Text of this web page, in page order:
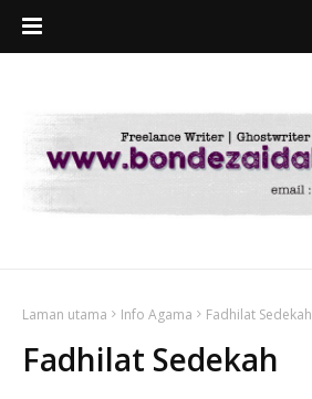
Laman utama Info Agama Fadhilat Sedekah
Fadhilat Sedekah